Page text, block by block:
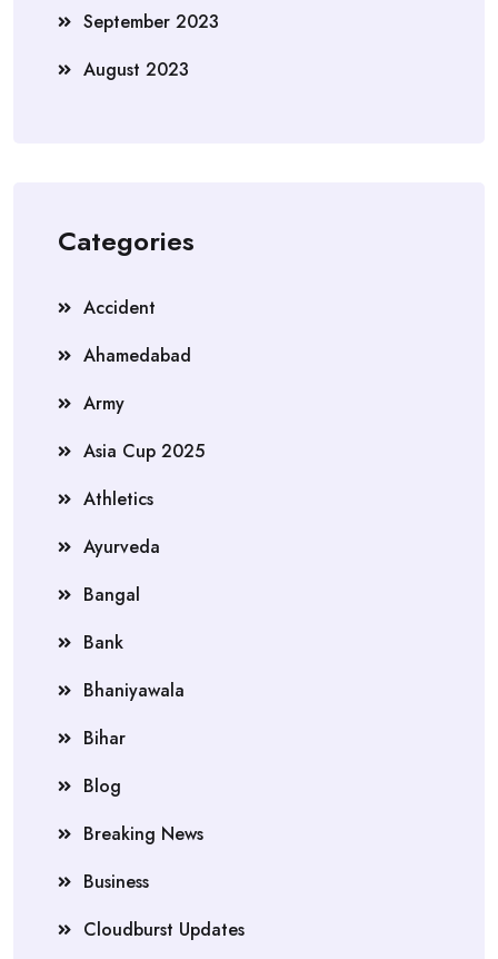
September 2023
August 2023
Categories
Accident
Ahamedabad
Army
Asia Cup 2025
Athletics
Ayurveda
Bangal
Bank
Bhaniyawala
Bihar
Blog
Breaking News
Business
Cloudburst Updates